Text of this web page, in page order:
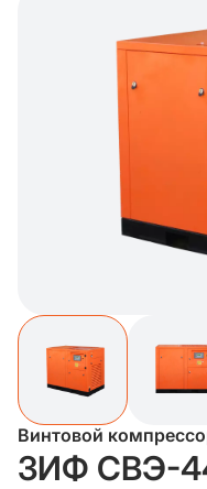
Винтовой
ЗИФ СВЭ-